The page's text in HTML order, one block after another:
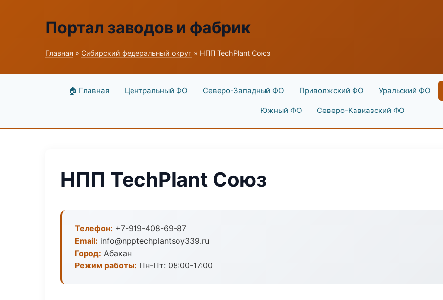
Портал заводов и фабрик
Главная » Сибирский федеральный округ » НПП TechPlant Союз
🏠 Главная Центральный ФО Северо-Западный ФО Приволжский ФО Уральский ФО
Южный ФО Северо-Кавказский ФО
НПП TechPlant Союз
Телефон: +7-919-408-69-87
Email: info@npptechplantsoy339.ru
Город: Абакан
Режим работы: Пн-Пт: 08:00-17:00